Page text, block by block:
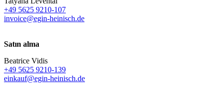
+49 5625 9210-107
invoice@egin-heinisch.de
Satın alma
Beatrice Vidis
+49 5625 9210-139
einkauf@egin-heinisch.de